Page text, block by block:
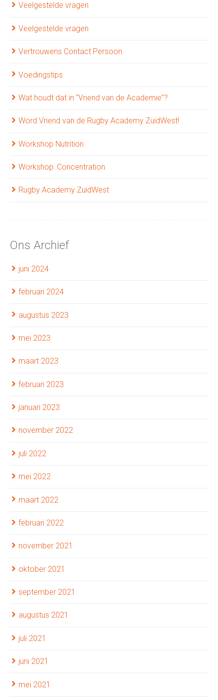
Veelgestelde vragen
Veelgestelde vragen
Vertrouwens Contact Persoon
Voedingstips
Wat houdt dat in “Vriend van de Academie”?
Word Vriend van de Rugby Academy ZuidWest!
Workshop Nutrition
Workshop: Concentration
Rugby Academy ZuidWest
Ons Archief
juni 2024
februari 2024
augustus 2023
mei 2023
maart 2023
februari 2023
januari 2023
november 2022
juli 2022
mei 2022
maart 2022
februari 2022
november 2021
oktober 2021
september 2021
augustus 2021
juli 2021
juni 2021
mei 2021